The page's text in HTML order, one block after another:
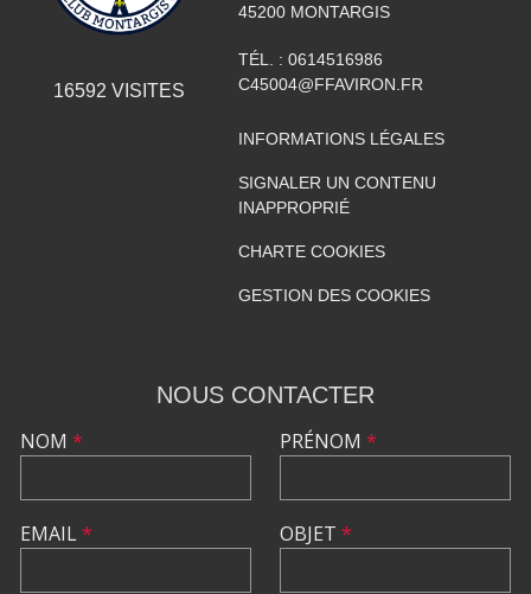
16592 VISITES
45200 MONTARGIS
TÉL. : 0614516986
C45004@FFAVIRON.FR
INFORMATIONS LÉGALES
SIGNALER UN CONTENU
INAPPROPRIÉ
CHARTE COOKIES
GESTION DES COOKIES
NOUS CONTACTER
NOM *
EMAIL*
PRÉNOM *
OBJET *